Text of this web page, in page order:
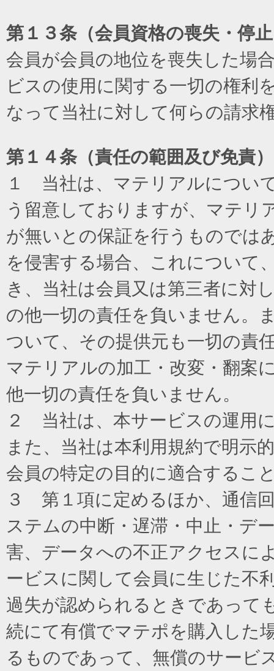
第１３条（会員資格の喪失・停
会員が会員の地位を喪失した場
ビスの使用に関する一切の権利
なって当社に対して何らの請求
第１４条（責任の範囲及び免責）
１ 当社は、マテリアルについ
う留意しておりますが、マテリ
が無いとの保証を行うものでは
を侵害する場合、これについて
き、当社は会員又は第三者に対
の他一切の責任を負いません。
ついて、その提供元も一切の責
マテリアルの加工・改変・翻案
他一切の責任を負いません。
２ 当社は、本サービスの運用
また、当社は本利用規約で明示
会員の特定の目的に適合するこ
３ 第１項に定めるほか、通信
ステムの中断・遅滞・中止・デ
害、データへの不正アクセスに
ービスに関して会員に生じた不
過失が認められるときであって
続にて有償でマテポを購入した
るものであって、無償のサービ